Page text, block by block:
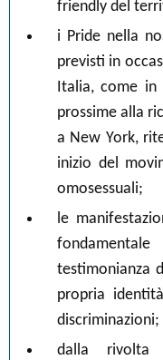
friendly del
i Pride nella
previsti in
Italia, come in
prossime alla
a New York,
inizio del
omosessuali;
le
testimonianza
propria
discriminazioni;
dalla